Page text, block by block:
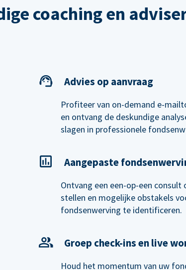
coaching en
Advies op aanvraag
Profiteer van on-demand e-
en ontvang de deskundige
slagen in professionele
Aangepaste
Ontvang een een-op-een
stellen en mogelijke obstakels
fondsenwerving te identificeren.
Groep check-ins en live
Houd het momentum van uw